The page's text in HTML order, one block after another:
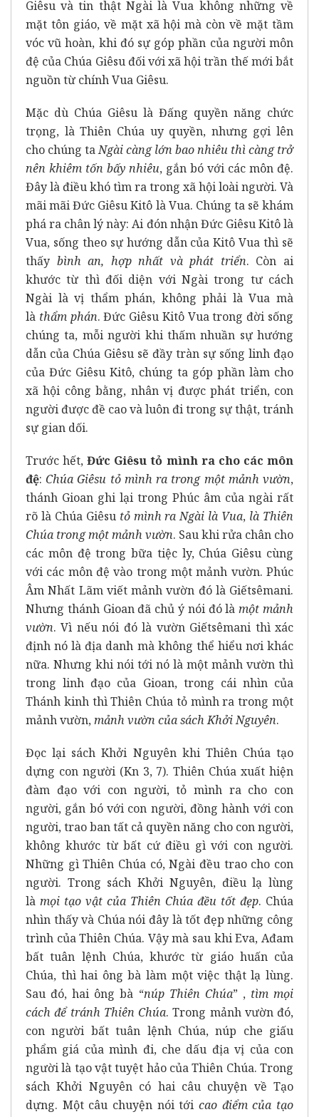
Giêsu và tin thật Ngài là Vua không những về
mặt tôn giáo, về mặt xã hội mà còn về mặt tầm
vóc vũ hoàn, khi đó sự góp phần của người môn
đệ của Chúa Giêsu đối với xã hội trần thế mới bắt
nguồn từ chính Vua Giêsu.
Mặc dù Chúa Giêsu là Đấng quyền năng chức
trọng, là Thiên Chúa uy quyền, nhưng gợi lên
cho chúng taNgài càng lớn bao nhiêu thì càng trở
nên khiêm tốn bấy nhiêu, gắn bó với các môn đệ.
Đây là điều khó tìm ra trong xã hội loài người. Và
mãi mãi Đức Giêsu Kitô là Vua. Chúng ta sẽ khám
phá ra chân lý này: Ai đón nhận Đức Giêsu Kitô là
Vua, sống theo sự hướng dẫn của Kitô Vua thì sẽ
thấy bình an, hợp nhất và phát triển. Còn ai
khước từ thì đối diện với Ngài trong tư cách
Ngài là vị thẩm phán, không phải là Vua mà
là thẩm phán. Đức Giêsu Kitô Vua trong đời sống
chúng ta, mỗi người khi thấm nhuần sự hướng
dẫn của Chúa Giêsu sẽ đầy tràn sự sống linh đạo
của Đức Giêsu Kitô, chúng ta góp phần làm cho
xã hội công bằng, nhân vị được phát triển, con
người được đề cao và luôn đi trong sự thật, tránh
sự gian dối.
Trước hết,Đức Giêsu tỏ mình ra cho các môn
đệ:Chúa Giêsu tỏ mình ra trong một mảnh vườn,
thánh Gioan ghi lại trong Phúc âm của ngài rất
rõ là Chúa Giêsu tỏ mình ra Ngài là Vua, là Thiên
Chúa trong một mảnh vườn. Sau khi rửa chân cho
các môn đệ trong bữa tiệc ly, Chúa Giêsu cùng
với các môn đệ vào trong một mảnh vườn. Phúc
Âm Nhất Lãm viết mảnh vườn đó là Giếtsêmani.
Nhưng thánh Gioan đã chủ ý nói đó làmột mảnh
vườn. Vì nếu nói đó là vườn Giếtsêmani thì xác
định nó là địa danh mà không thể hiểu nơi khác
nữa. Nhưng khi nói tới nó là một mảnh vườn thì
trong linh đạo của Gioan, trong cái nhìn của
Thánh kinh thì Thiên Chúa tỏ mình ra trong một
mảnh vườn,mảnh vườn của sách Khởi Nguyên.
Đọc lại sách Khởi Nguyên khi Thiên Chúa tạo
dựng con người (Kn 3, 7). Thiên Chúa xuất hiện
đàm đạo với con người, tỏ mình ra cho con
người, gắn bó với con người, đồng hành với con
người, trao ban tất cả quyền năng cho con người,
không khước từ bất cứ điều gì với con người.
Những gì Thiên Chúa có, Ngài đều trao cho con
người. Trong sách Khởi Nguyên, điều lạ lùng
là mọi tạo vật của Thiên Chúa đều tốt đẹp. Chúa
nhìn thấy và Chúa nói đây là tốt đẹp những công
trình của Thiên Chúa. Vậy mà sau khi Eva, Ađam
bất tuân lệnh Chúa, khước từ giáo huấn của
Chúa, thì hai ông bà làm một việc thật lạ lùng.
Sau đó, hai ông bà “núp Thiên Chúa” , tìm mọi
cách để tránh Thiên Chúa. Trong mảnh vườn đó,
con người bất tuân lệnh Chúa, núp che giấu
phẩm giá của mình đi, che dấu địa vị của con
người là tạo vật tuyệt hảo của Thiên Chúa. Trong
sách Khởi Nguyên có hai câu chuyện về Tạo
dựng. Một câu chuyện nói tới cao điểm của tạo